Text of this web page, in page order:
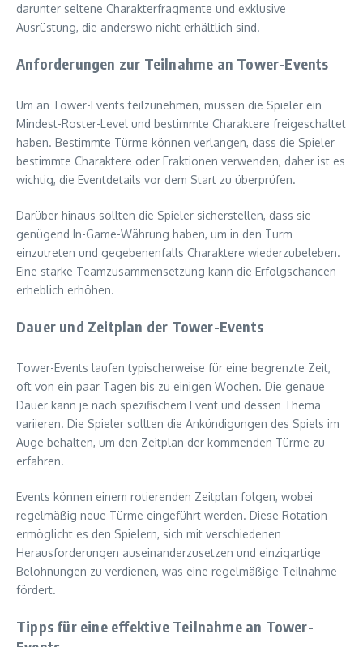
darunter seltene Charakterfragmente und exklusive
Ausrüstung, die anderswo nicht erhältlich sind.
Anforderungen zur Teilnahme an Tower-Events
Um an Tower-Events teilzunehmen, müssen die Spieler ein
Mindest-Roster-Level und bestimmte Charaktere freigeschaltet
haben. Bestimmte Türme können verlangen, dass die Spieler
bestimmte Charaktere oder Fraktionen verwenden, daher ist es
wichtig, die Eventdetails vor dem Start zu überprüfen.
Darüber hinaus sollten die Spieler sicherstellen, dass sie
genügend In-Game-Währung haben, um in den Turm
einzutreten und gegebenenfalls Charaktere wiederzubeleben.
Eine starke Teamzusammensetzung kann die Erfolgschancen
erheblich erhöhen.
Dauer und Zeitplan der Tower-Events
Tower-Events laufen typischerweise für eine begrenzte Zeit,
oft von ein paar Tagen bis zu einigen Wochen. Die genaue
Dauer kann je nach spezifischem Event und dessen Thema
variieren. Die Spieler sollten die Ankündigungen des Spiels im
Auge behalten, um den Zeitplan der kommenden Türme zu
erfahren.
Events können einem rotierenden Zeitplan folgen, wobei
regelmäßig neue Türme eingeführt werden. Diese Rotation
ermöglicht es den Spielern, sich mit verschiedenen
Herausforderungen auseinanderzusetzen und einzigartige
Belohnungen zu verdienen, was eine regelmäßige Teilnahme
fördert.
Tipps für eine effektive Teilnahme an Tower-